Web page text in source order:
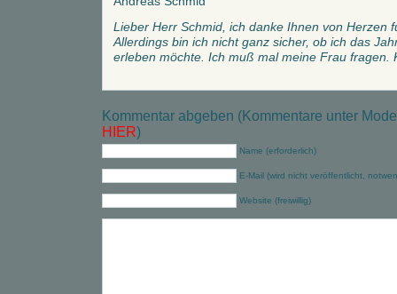
Lieber Herr Schmid, ich danke Ihnen von Herzen
Allerdings bin ich nicht ganz sicher, ob ich das
erleben möchte. Ich muß mal meine Frau fragen.
Kommentar abgeben (Kommentare unter
HIER)
Name (erforderlich)
E-Mail (wird nicht veröffentlicht,
Website (freiwillig)